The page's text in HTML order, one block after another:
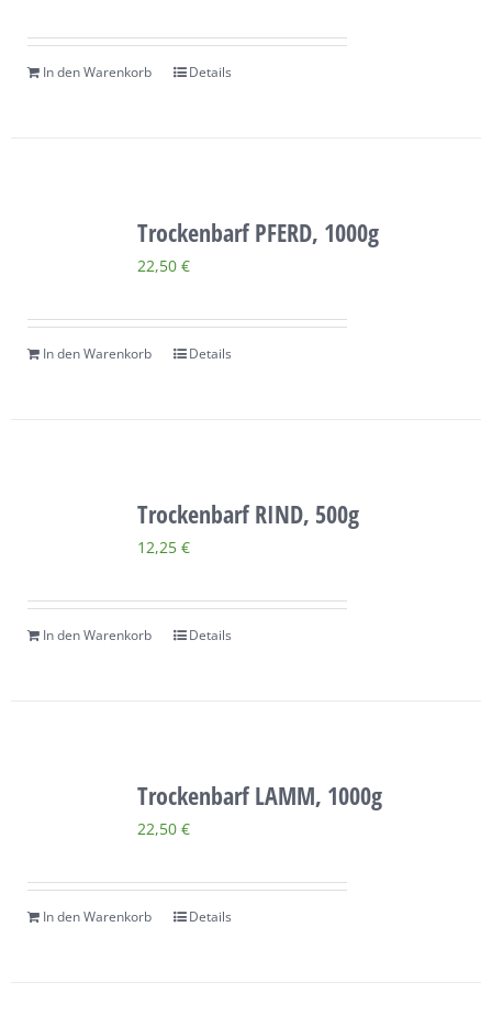
In den Warenkorb Details
Trockenbarf PFERD, 1000g
22,50 €
In den Warenkorb Details
Trockenbarf RIND, 500g
12,25 €
In den Warenkorb Details
Trockenbarf LAMM, 1000g
22,50 €
In den Warenkorb Details